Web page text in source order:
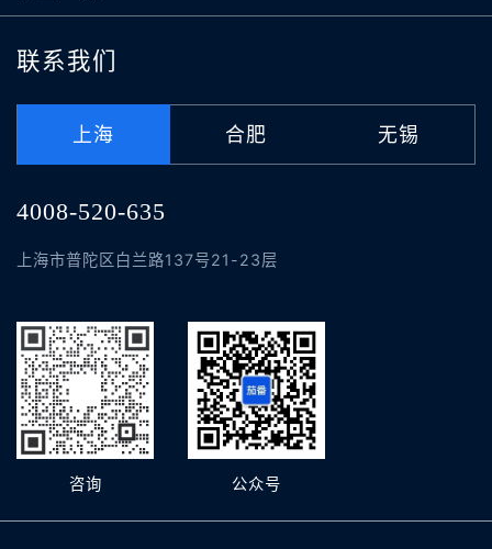
联系我们
上海 合肥 无锡
4008-520-635
上海市普陀区白兰路137号21-23层
咨询 公众号